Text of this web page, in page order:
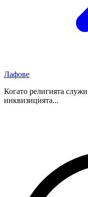
Лафове
Когато религията
инквизицията...